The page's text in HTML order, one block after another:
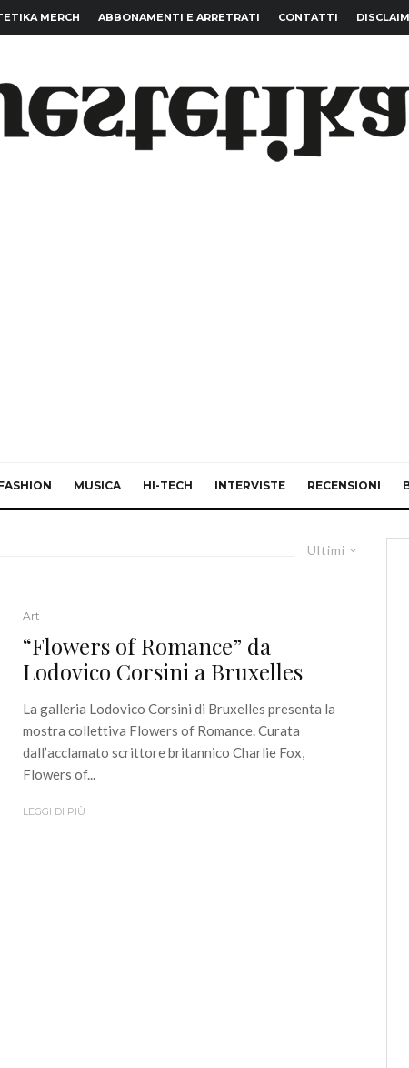
MERCH ABBONAMENTI E ARRETRATI CONTATTI
MUSICA HI-TECH INTERVISTE RECENSIONI
Ultimi
Art
“Flowers of Romance” da
Lodovico Corsini a Bruxelles
La galleria Lodovico Corsini di Bruxelles presenta la
mostra collettiva Flowers of Romance. Curata
dall’acclamato scrittore britannico Charlie Fox,
Flowers of...
LEGGI DI PIÙ